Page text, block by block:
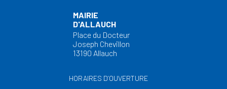
MAIRIE
D'ALLAUCH
Place du Docteur
Joseph Chevillon
13190 Allauch
HORAIRES D’OUVERTURE